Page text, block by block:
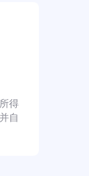
得
自